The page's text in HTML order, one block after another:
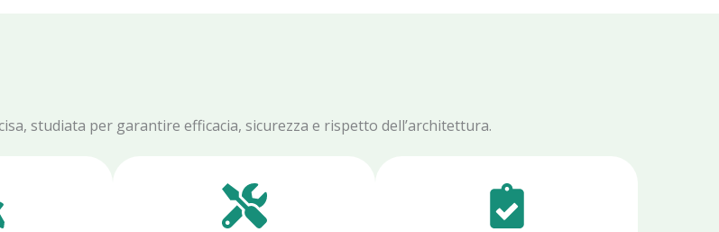
studiata per garantire efficacia, sicurezza e rispetto dell’architettura.